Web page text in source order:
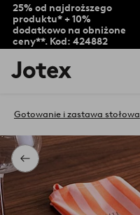
25% od najdroższego
produktu* + 10%
dodatkowo na obniżone
ceny**. Kod: 424882
Logo
Jotex
na
stronę
Powrót
Gotowanie i zastawa stołowa